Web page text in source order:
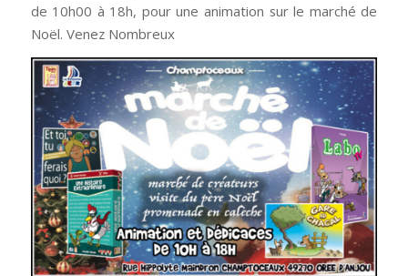
de 10h00 à 18h, pour une animation sur le marché de
Noël. Venez Nombreux